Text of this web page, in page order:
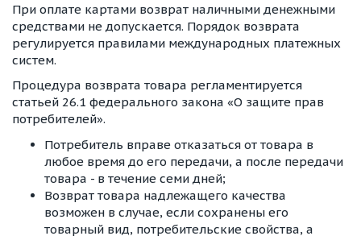
При оплате картами возврат наличными денежными
средствами не допускается. Порядок возврата
регулируется правилами международных платежных
систем.
Процедура возврата товара регламентируется
статьей 26.1 федерального закона «О защите прав
потребителей».
Потребитель вправе отказаться от товара в
любое время до его передачи, а после передачи
товара - в течение семи дней;
Возврат товара надлежащего качества
возможен в случае, если сохранены его
товарный вид, потребительские свойства, а